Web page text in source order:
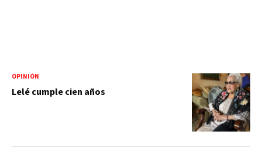
OPINIÓN
Lelé cumple cien años